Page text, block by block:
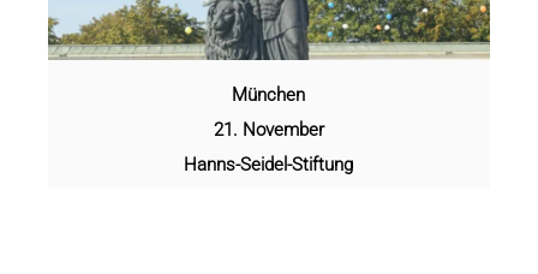
München
21. November
Hanns-Seidel-Stiftung